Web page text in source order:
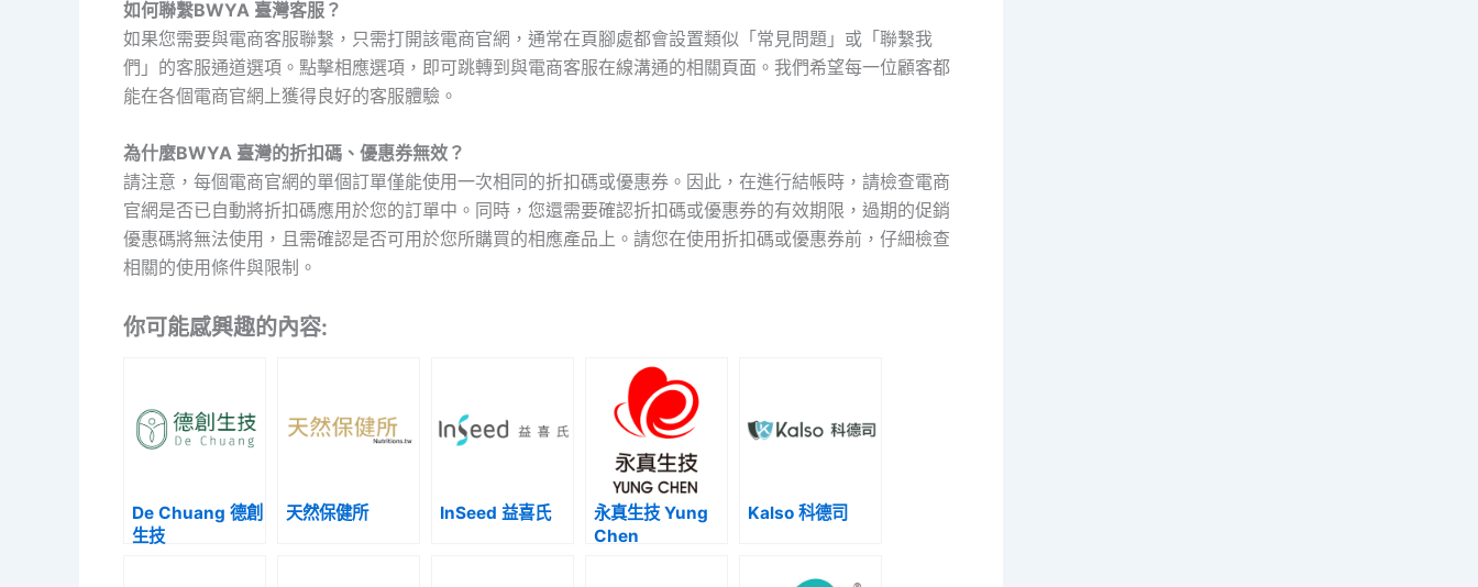
如何聯繫BWYA 臺灣客服？
如果您需要與電商客服聯繫，只需打開該電商官網，通常在頁腳處都會設置類似「常見問題」或「聯繫我
們」的客服通道選項。點擊相應選項，即可跳轉到與電商客服在線溝通的相關頁面。我們希望每一位顧客都
能在各個電商官網上獲得良好的客服體驗。
為什麼BWYA 臺灣的折扣碼、優惠券無效？
請注意，每個電商官網的單個訂單僅能使用一次相同的折扣碼或優惠券。因此，在進行結帳時，請檢查電商
官網是否已自動將折扣碼應用於您的訂單中。同時，您還需要確認折扣碼或優惠券的有效期限，過期的促銷
優惠碼將無法使用，且需確認是否可用於您所購買的相應產品上。請您在使用折扣碼或優惠券前，仔細檢查
相關的使用條件與限制。
你可能感興趣的內容:
De Chuang 德創
生技
天然保健所 InSeed 益喜氏
永真生技 Yung
Chen
Kalso 科德司